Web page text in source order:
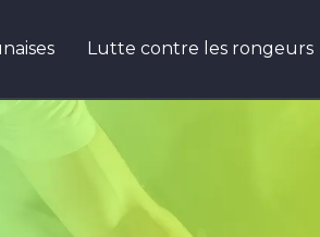
Lutte contre les rongeurs